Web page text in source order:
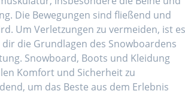
Die Bewegungen sind fließend und
Um Verletzungen zu vermeiden, ist
die Grundlagen des Snowboardens
Snowboard, Boots und Kleidung
Komfort und Sicherheit zu
um das Beste aus dem Erlebnis